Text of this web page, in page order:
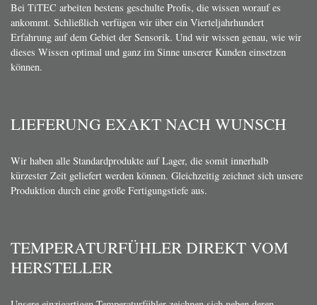
Bei TiTEC arbeiten bestens geschulte Profis, die wissen worauf es
ankommt. Schließlich verfügen wir über ein Vierteljahrhundert
Erfahrung auf dem Gebiet der Sensorik. Und wir wissen genau, wie wir
dieses Wissen optimal und ganz im Sinne unserer Kunden einsetzen
können.
LIEFERUNG EXAKT NACH WUNSCH
Wir haben alle Standardprodukte auf Lager, die somit innerhalb
kürzester Zeit geliefert werden können. Gleichzeitig zeichnet sich unsere
Produktion durch eine große Fertigungstiefe aus.
TEMPERATURFÜHLER DIREKT VOM
HERSTELLER